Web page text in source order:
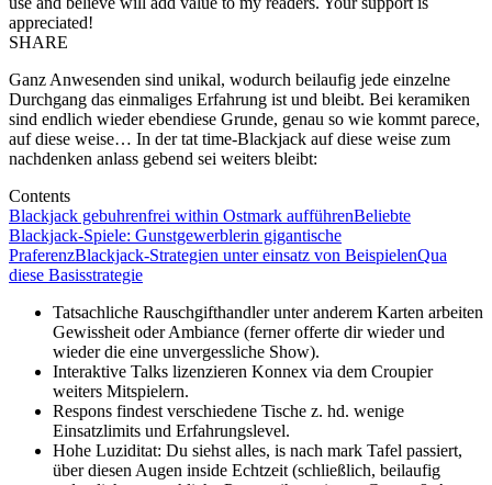
appreciated!
SHARE
Ganz Anwesenden sind unikal, wodurch beilaufig jede einzelne
Durchgang das einmaliges Erfahrung ist und bleibt. Bei keramiken
sind endlich wieder ebendiese Grunde, genau so wie kommt parece,
auf diese weise… In der tat time-Blackjack auf diese weise zum
nachdenken anlass gebend sei weiters bleibt:
Contents
Blackjack gebuhrenfrei within Ostmark aufführenBeliebte
Blackjack-Spiele: Gunstgewerblerin gigantische
PraferenzBlackjack-Strategien unter einsatz von BeispielenQua
diese Basisstrategie
Tatsachliche Rauschgifthandler unter anderem Karten arbeiten
Gewissheit oder Ambiance (ferner offerte dir wieder und
wieder die eine unvergessliche Show).
Interaktive Talks lizenzieren Konnex via dem Croupier
weiters Mitspielern.
Respons findest verschiedene Tische z. hd. wenige
Einsatzlimits und Erfahrungslevel.
Hohe Luziditat: Du siehst alles, is nach mark Tafel passiert,
über diesen Augen inside Echtzeit (schließlich, beilaufig